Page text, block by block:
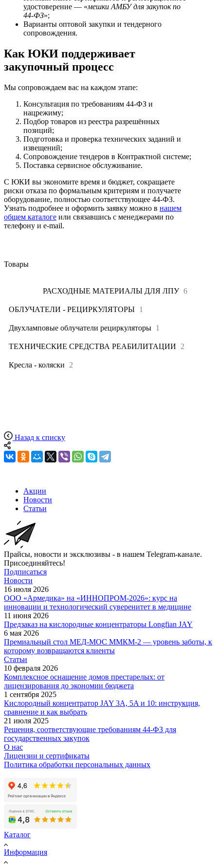
удостоверение — «мешки АМБУ для закупок по
44-ФЗ»;
Варианты оптовой закупки и тендерного
сопровождения.
Как ЮКИ поддерживает
закупочный процесс
Мы сопровождаем вас на каждом этапе:
Консультация по требованиям 44-ФЗ и
нацрежиму;
Подбор товаров из реестра разрешённых
позиций;
Подготовка и проверка технических заданий и
извещений;
Сопровождение тендеров в Контрактной системе;
Поставка сервисное обслуживание.
С ЮКИ вы экономите время и бюджет, сокращаете
риски отказа по формальным критериям и получаете
оборудование, полностью соответствующее 44-ФЗ.
Узнать подробнее и оформить заявку можно в нашем
общем каталоге или связавшись с менеджерами по
телефону и e-mail.
Товары
РАСХОДНЫЕ МАТЕРИАЛЫ ДЛЯ ЛПУ 6
ОБЛУЧАТЕЛИ - РЕЦИРКУЛЯТОРЫ 1
Двухламповые облучатели рециркуляторы 1
ТЕХНИЧЕСКИЕ СРЕДСТВА РЕАБИЛИТАЦИИ 2
Кресла - коляски 2
Назад к списку
Акции
Новости
Статьи
Прайсы, новости и эксклюзивы - в нашем Telegram-канале.
Присоединяйтесь!
Подписаться
Новости
16 июля 2026
ООО «Армедика» на «ИННОПРОМ-2026»: курс на
инновации и технологический суверенитет в медицине
11 июня 2026
Предзаказ на кислородные концентраторы Longfian JAY
6 мая 2026
Премиальный стол МЕД-МОС ММКМ-2 — уровень заботы, к
которому возвращаются клиенты
Статьи
10 февраля 2026
Комплексное оснащение домов престарелых: от
лицензирования до экономии бюджета
1 сентября 2025
Кислородный концентратор JAY 3A, 5A и 10: инструкция,
сравнение и как выбрать
21 июля 2025
Решения, соответствующие требованиям 44-ФЗ для
государственных закупок
О нас
Лицензии и сертификаты
Политика обработки персональных данных
Каталог
Информация